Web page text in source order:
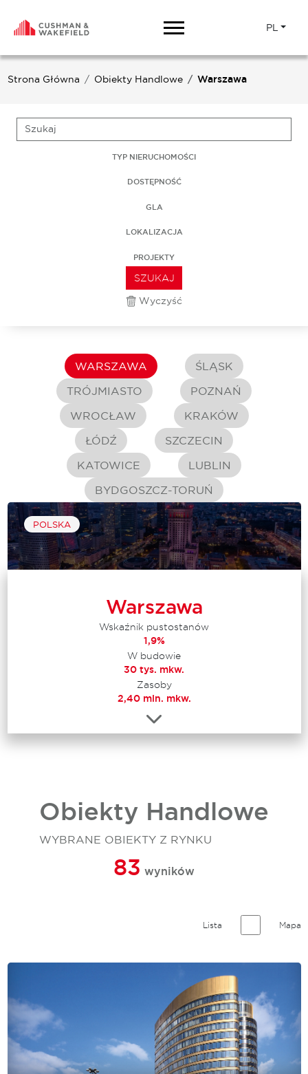
PL
Strona Główna Obiekty Handlowe Warszawa
TYP NIERUCHOMOŚCI
DOSTĘPNOŚĆ
GLA
LOKALIZACJA
PROJEKTY
SZUKAJ
Wyczyść
WARSZAWA
ŚLĄSK
TRÓJMIASTO
POZNAŃ
WROCŁAW
KRAKÓW
ŁÓDŹ
SZCZECIN
KATOWICE
LUBLIN
BYDGOSZCZ-TORUŃ
POLSKA
Warszawa
Wskaźnik pustostanów
1,9%
W budowie
30 tys. mkw.
Zasoby
2,40 mln. mkw.
Obiekty Handlowe
WYBRANE OBIEKTY Z RYNKU
83 wyników
Lista Mapa